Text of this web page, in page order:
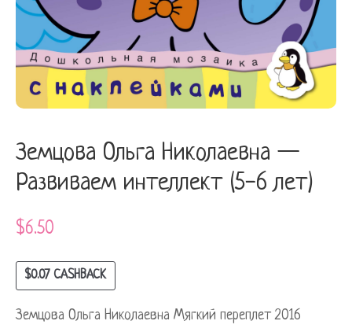
Земцова Ольга Николаевна —
Развиваем интеллект (5-6 лет)
$6.50
$0.07CASHBACK
Земцова Ольга Николаевна Мягкий переплет 2016